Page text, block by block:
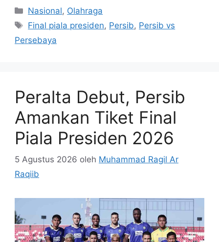
Kategori
Nasional, Olahraga
Tag
Final piala presiden, Persib, Persib vs
Persebaya
Peralta Debut, Persib
Amankan Tiket Final
Piala Presiden 2026
5 Agustus 2026 oleh Muhammad Ragil Ar
Raqiib